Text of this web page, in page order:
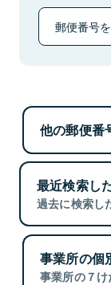
郵便番号
他の郵便番
最近検索し
過去に検索し
事業所の個
事業所の７け